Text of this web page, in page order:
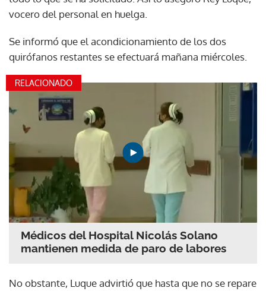
vocero del personal en huelga.
Se informó que el acondicionamiento de los dos
quirófanos restantes se efectuará mañana miércoles.
RELACIONADO
Médicos del Hospital Nicolás Solano
mantienen medida de paro de labores
No obstante, Luque advirtió que hasta que no se repare